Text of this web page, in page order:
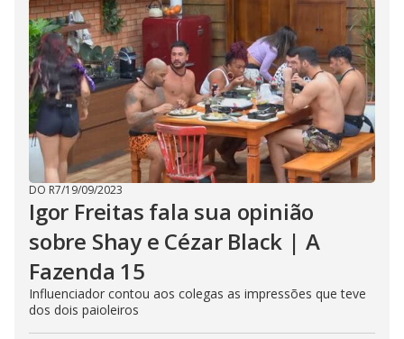
DO R7/19/09/2023
Igor Freitas fala sua opinião
sobre Shay e Cézar Black | A
Fazenda 15
Influenciador contou aos colegas as impressões que teve
dos dois paioleiros